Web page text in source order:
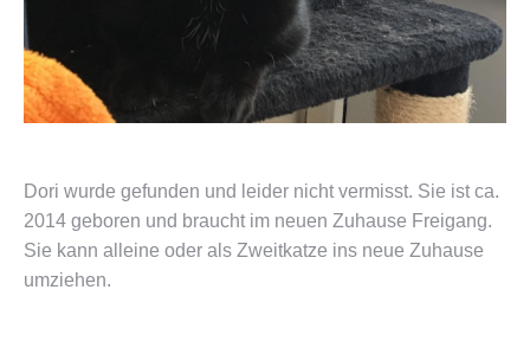
Dori wurde gefunden und leider nicht vermisst. Sie ist ca.
2014 geboren und braucht im neuen Zuhause Freigang.
Sie kann alleine oder als Zweitkatze ins neue Zuhause
umziehen.